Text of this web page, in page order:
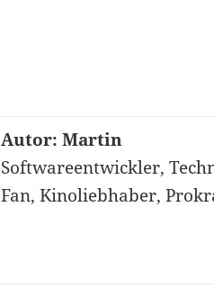
Autor: Martin
Softwareentwickler,
Fan, Kinoliebhaber,